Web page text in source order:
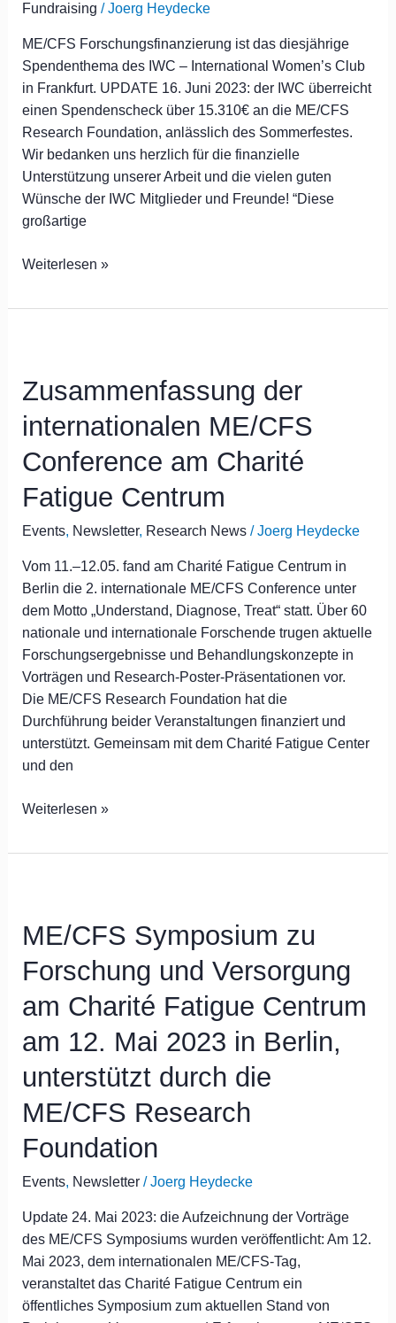
Fundraising /Joerg Heydecke
ME/CFS Forschungsfinanzierung ist das diesjährige
Spendenthema des IWC – International Women’s Club
in Frankfurt. UPDATE 16. Juni 2023: der IWC überreicht
einen Spendenscheck über 15.310€ an die ME/CFS
Research Foundation, anlässlich des Sommerfestes.
Wir bedanken uns herzlich für die finanzielle
Unterstützung unserer Arbeit und die vielen guten
Wünsche der IWC Mitglieder und Freunde! “Diese
großartige
Research
Foundation
Weiterlesen »
Zusammenfassung der
internationalen ME/CFS
Conference am Charité
Fatigue Centrum
Events, Newsletter, Research News/Joerg Heydecke
Vom 11.–12.05. fand am Charité Fatigue Centrum in
Berlin die 2. internationale ME/CFS Conference unter
dem Motto „Understand, Diagnose, Treat“ statt. Über 60
nationale und internationale Forschende trugen aktuelle
Forschungsergebnisse und Behandlungskonzepte in
Vorträgen und Research-Poster-Präsentationen vor.
Die ME/CFS Research Foundation hat die
Durchführung beider Veranstaltungen finanziert und
unterstützt. Gemeinsam mit dem Charité Fatigue Center
und den
internationalen
Conference
am
Charité
Fatigue
Weiterlesen »
ME/CFS Symposium zu
Forschung und Versorgung
am Charité Fatigue Centrum
am 12. Mai 2023 in Berlin,
unterstützt durch die
ME/CFS Research
Foundation
Events, Newsletter/Joerg Heydecke
Update 24. Mai 2023: die Aufzeichnung der Vorträge
des ME/CFS Symposiums wurden veröffentlicht: Am 12.
Mai 2023, dem internationalen ME/CFS-Tag,
veranstaltet das Charité Fatigue Centrum ein
öffentliches Symposium zum aktuellen Stand von
zu
und
Versorgung
am
Charité
Centrum
am
Mai
2023
Berlin,
unterstützt
durch
die
ME/CFS